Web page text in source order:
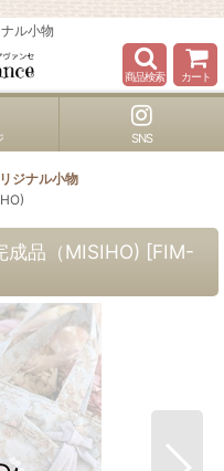
ル小物
商品検索 カート
SNS
ジナル小物
成品（MISIHO) [FIM-